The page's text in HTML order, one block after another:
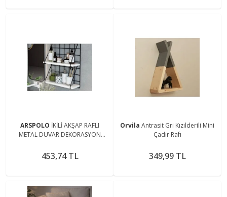
ARSPOLO İKİLİ AKŞAP RAFLI
METAL DUVAR DEKORASYON
453,74 TL
Orvila Antrasit Gri Kızılderili Mini
Çadır Rafı
349,99 TL